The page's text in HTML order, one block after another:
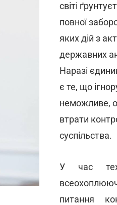
світі
повної
яких дій з
державних
Наразі
є те, що
неможливе,
втрати
суспільства.
У час
питання